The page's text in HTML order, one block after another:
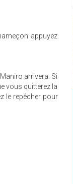
appuyez
arrivera. Si
vous quitterez la
le repêcher pour